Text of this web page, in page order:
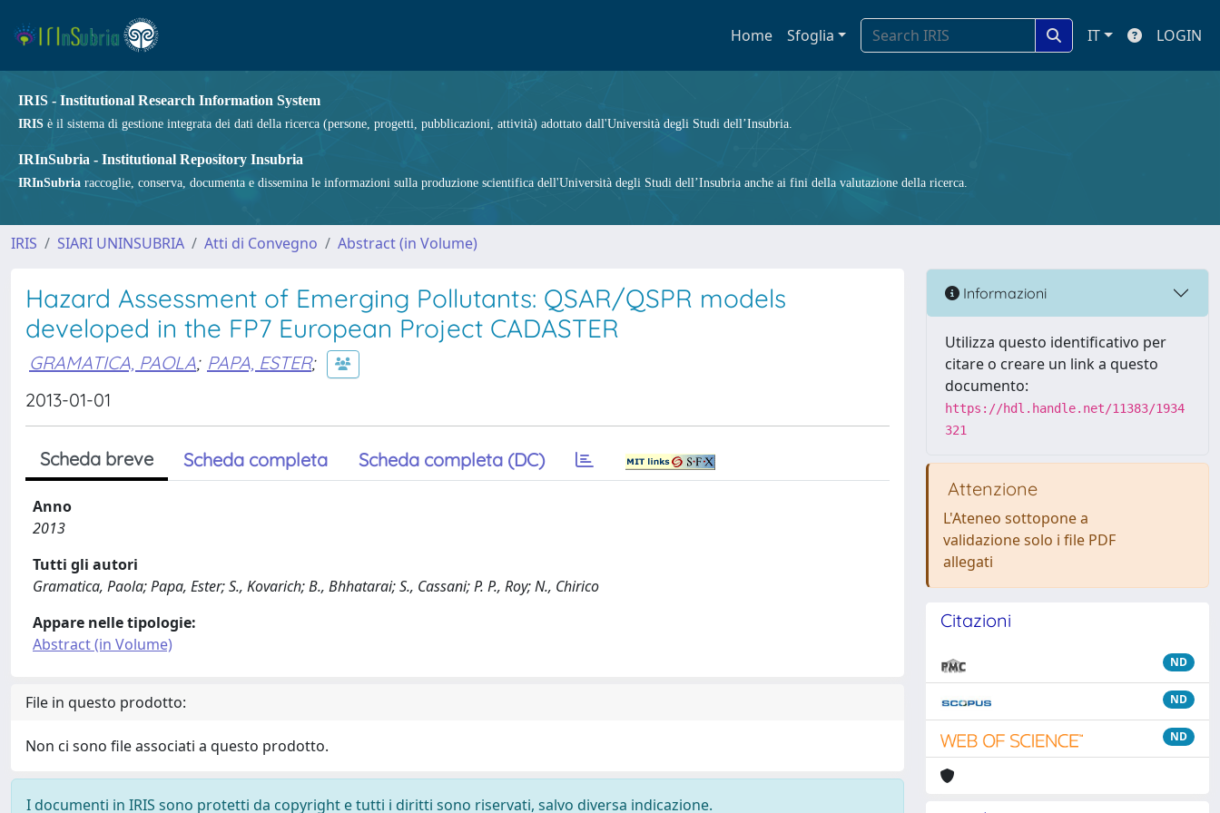
Home Sfoglia IT LOGIN
IRIS - Institutional Research Information System
IRIS è il sistema di gestione integrata dei dati della ricerca (persone, progetti, pubblicazioni, attività) adottato dall'Università degli Studi dell’Insubria.
IRInSubria - Institutional Repository Insubria
IRInSubria raccoglie, conserva, documenta e dissemina le informazioni sulla produzione scientifica dell'Università degli Studi dell’Insubria anche ai fini della valutazione della ricerca.
IRIS SIARI UNINSUBRIA Atti di Convegno Abstract (in Volume)
Hazard Assessment of Emerging Pollutants: QSAR/QSPR models
developed in the FP7 European Project CADASTER
GRAMATICA, PAOLA; PAPA, ESTER;
2013-01-01
Scheda breve Scheda completa Scheda completa (DC)
Anno
2013
Tutti gli autori
Gramatica, Paola; Papa, Ester; S., Kovarich; B., Bhhatarai; S., Cassani; P. P., Roy; N., Chirico
Appare nelle tipologie:
Abstract (in Volume)
File in questo prodotto:
Non ci sono file associati a questo prodotto.
I documenti in IRIS sono protetti da copyright e tutti i diritti sono riservati, salvo diversa indicazione.
Informazioni
Utilizza questo identificativo per
citare o creare un link a questo
documento:
https://hdl.handle.net/11383/1934
321
Attenzione
L'Ateneo sottopone a
validazione solo i file PDF
allegati
Citazioni
ND
ND
ND